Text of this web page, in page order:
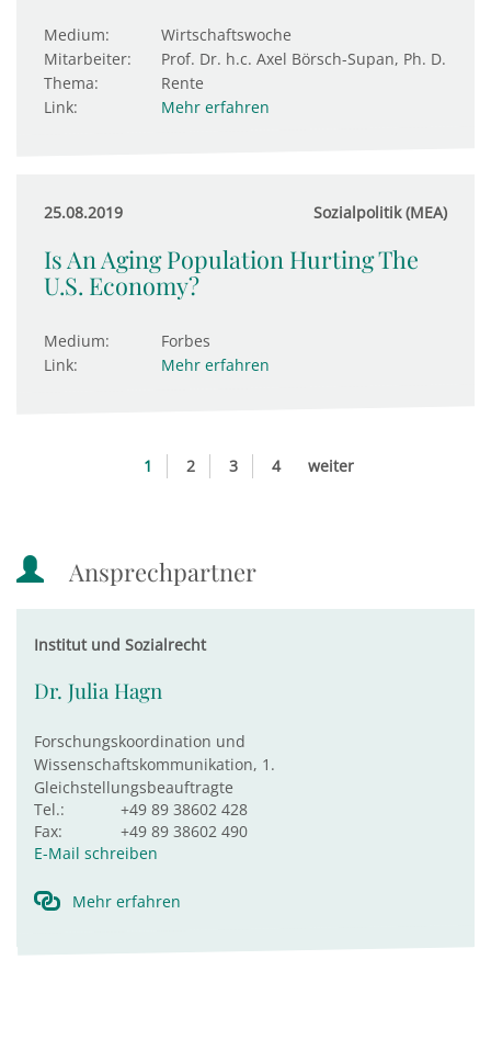
Medium:
Wirtschaftswoche
Mitarbeiter:
Prof. Dr. h.c. Axel Börsch-Supan, Ph. D.
Thema:
Rente
Link:
Mehr erfahren
25.08.2019 Sozialpolitik (MEA)
Is An Aging Population Hurting The
U.S. Economy?
Medium:
Forbes
Link:
Mehr erfahren
1 2 3 4 weiter
Ansprechpartner
Institut und Sozialrecht
Dr. Julia Hagn
Forschungskoordination und
Wissenschaftskommunikation, 1.
Gleichstellungsbeauftragte
Tel.:
+49 89 38602 428
Fax:
+49 89 38602 490
E-Mail schreiben
Mehr erfahren